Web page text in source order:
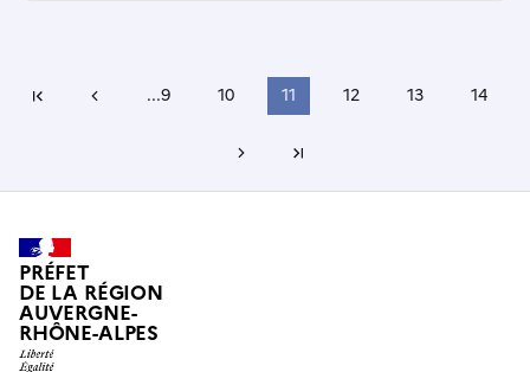
Première pagePage précédente
...9 10 11 12 13 14
Page suivante
Dernière page
PRÉFET
DE LA RÉGION
AUVERGNE-
RHÔNE-ALPES